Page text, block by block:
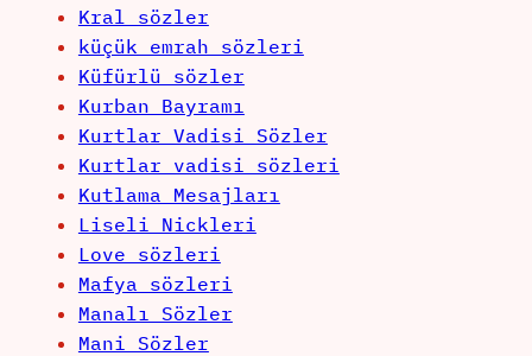
Kral sözler
küçük emrah sözleri
Küfürlü sözler
Kurban Bayramı
Kurtlar Vadisi Sözler
Kurtlar vadisi sözleri
Kutlama Mesajları
Liseli Nickleri
Love sözleri
Mafya sözleri
Manalı Sözler
Mani Sözler